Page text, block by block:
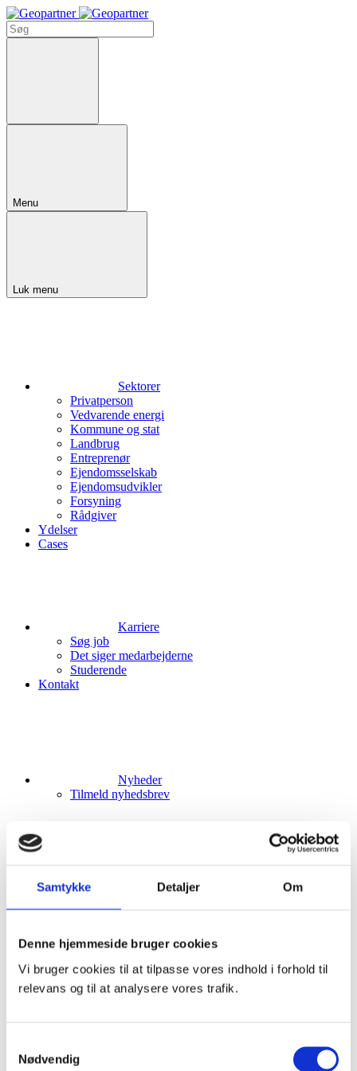
Samtykke Detaljer Om
Denne hjemmeside bruger cookies
Vi bruger cookies til at tilpasse vores indhold i forhold til
relevans og til at analysere vores trafik.
Nødvendig
Menu
Luk menu
Sektorer
Privatperson
Vedvarende energi
Kommune og stat
Landbrug
Entreprenør
Ejendomsselskab
Ejendomsudvikler
Forsyning
Rådgiver
Ydelser
Cases
Karriere
Søg job
Det siger medarbejderne
Studerende
Kontakt
Nyheder
Tilmeld nyhedsbrev
Klima og miljø
Science Based Targets initiative (SBTi)